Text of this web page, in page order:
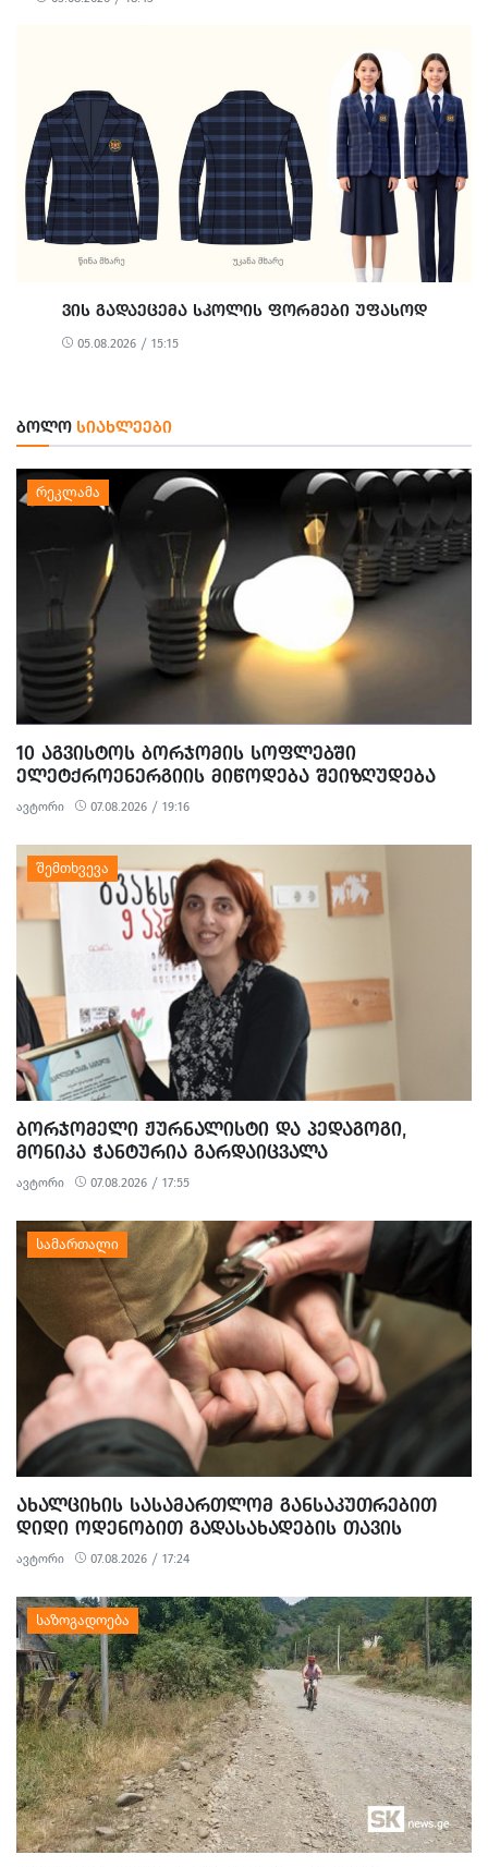
ᲕᲘᲡ ᲒᲐᲓᲐᲔᲪᲔᲛᲐ ᲡᲙᲝᲚᲘᲡ ᲤᲝᲠᲛᲔᲑᲘ ᲣᲤᲐᲡᲝᲓ
05.08.2026 / 15:15
ᲑᲝᲚᲝ ᲡᲘᲐᲮᲚᲔᲔᲑᲘ
10 ᲐᲒᲕᲘᲡᲢᲝᲡ ᲑᲝᲠᲯᲝᲛᲘᲡ ᲡᲝᲤᲚᲔᲑᲨᲘ
ᲔᲚᲔᲢᲥᲠᲝᲔᲜᲔᲠᲒᲘᲘᲡ ᲛᲘᲬᲝᲓᲔᲑᲐ ᲨᲔᲘᲖᲦᲣᲓᲔᲑᲐ
ავტორი 07.08.2026 / 19:16
ᲑᲝᲠᲯᲝᲛᲔᲚᲘ ᲟᲣᲠᲜᲐᲚᲘᲡᲢᲘ ᲓᲐ ᲞᲔᲓᲐᲒᲝᲒᲘ,
ᲛᲝᲜᲘᲙᲐ ᲭᲐᲜᲢᲣᲠᲘᲐ ᲒᲐᲠᲓᲐᲘᲪᲕᲐᲚᲐ
ავტორი 07.08.2026 / 17:55
ᲐᲮᲐᲚᲪᲘᲮᲘᲡ ᲡᲐᲡᲐᲛᲐᲠᲗᲚᲝᲛ ᲒᲐᲜᲡᲐᲙᲣᲗᲠᲔᲑᲘᲗ
ᲓᲘᲓᲘ ᲝᲓᲔᲜᲝᲑᲘᲗ ᲒᲐᲓᲐᲡᲐᲮᲐᲓᲔᲑᲘᲡ ᲗᲐᲕᲘᲡ
ᲐᲠᲘᲓᲔᲑᲘᲡ, ᲓᲘᲓᲘ ᲝᲓᲔᲜᲝᲑᲘᲗ ᲗᲐᲦᲚᲘᲗᲝᲑᲘᲡ
ᲛᲪᲓᲔᲚᲝᲑᲘᲡ ᲓᲐ ᲛᲝᲢᲧᲣᲔᲑᲘᲗ ᲥᲝᲜᲔᲑᲠᲘᲕᲘ
ᲓᲐᲖᲘᲐᲜᲔᲑᲘᲡ ᲤᲐᲥᲢᲔᲑᲖᲔ 1 ᲞᲘᲠᲘ ᲓᲐᲛᲜᲐᲨᲐᲕᲔᲓ ᲪᲜᲝ
ავტორი 07.08.2026 / 17:24